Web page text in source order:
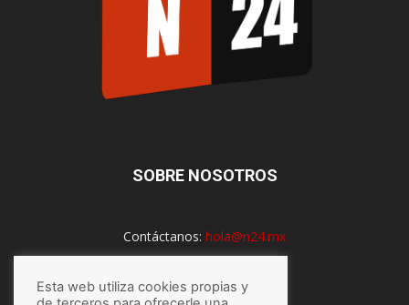
SOBRE NOSOTROS
Contáctanos: hola@n24.mx
Esta web utiliza cookies propias y